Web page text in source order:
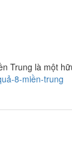
Trung là một
8-miền-trung